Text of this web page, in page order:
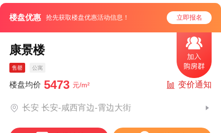
楼盘优惠 抢先获取楼盘优惠活动信息！ 立即报名
康景楼
售罄 公寓
楼盘均价 5473 元/m² 变价通知
长安 长安-咸西宵边-霄边大街